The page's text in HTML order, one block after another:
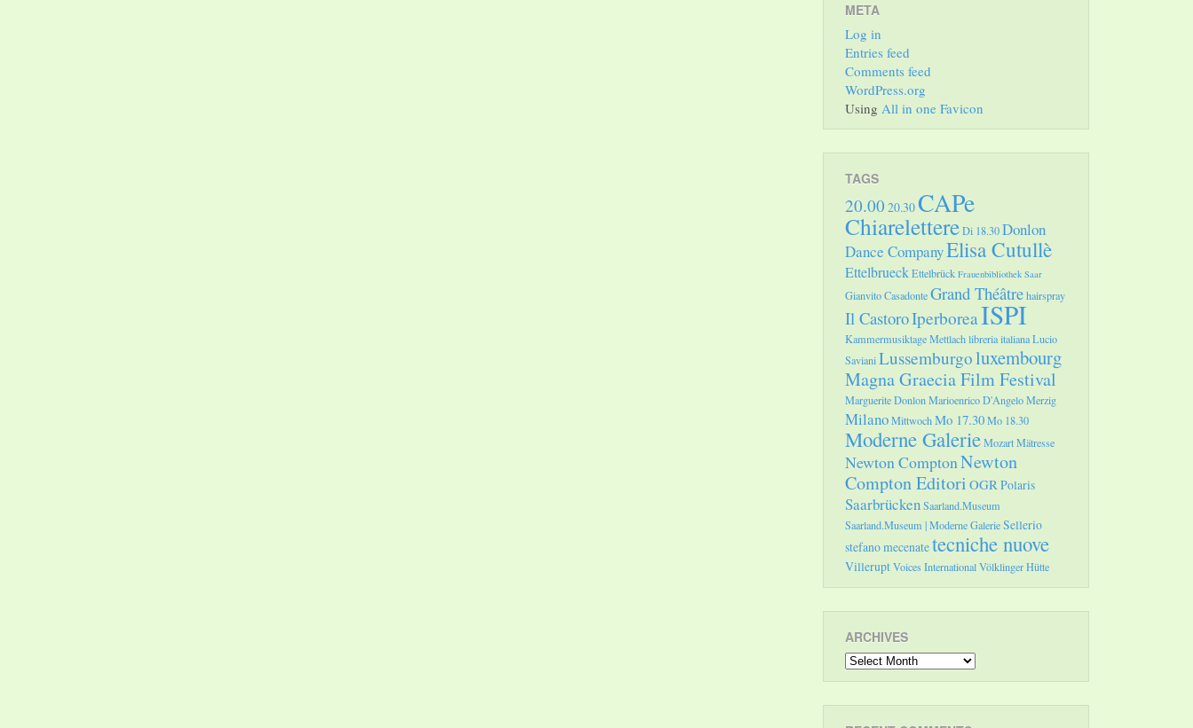
META
Log in
Entries feed
Comments feed
WordPress.org
Using All in one Favicon
TAGS
20.00 20.30CAPe
ChiarelettereDi 18.30Donlon
Dance CompanyElisa Cutullè
EttelbrueckEttelbrück Frauenbibliothek Saar
Gianvito CasadonteGrand Théâtrehairspray
Il CastoroIperboreaISPI
Kammermusiktage Mettlachlibreria italianaLucio
SavianiLussemburgoluxembourg
Magna Graecia Film Festival
Marguerite DonlonMarioenrico D'AngeloMerzig
MilanoMittwochMo 17.30Mo 18.30
Moderne GalerieMozartMätresse
Newton ComptonNewton
Compton Editori OGRPolaris
SaarbrückenSaarland.Museum
Saarland.Museum | Moderne GalerieSellerio
stefano mecenatetecniche nuove
VilleruptVoices InternationalVölklinger Hütte
ARCHIVES
Archives